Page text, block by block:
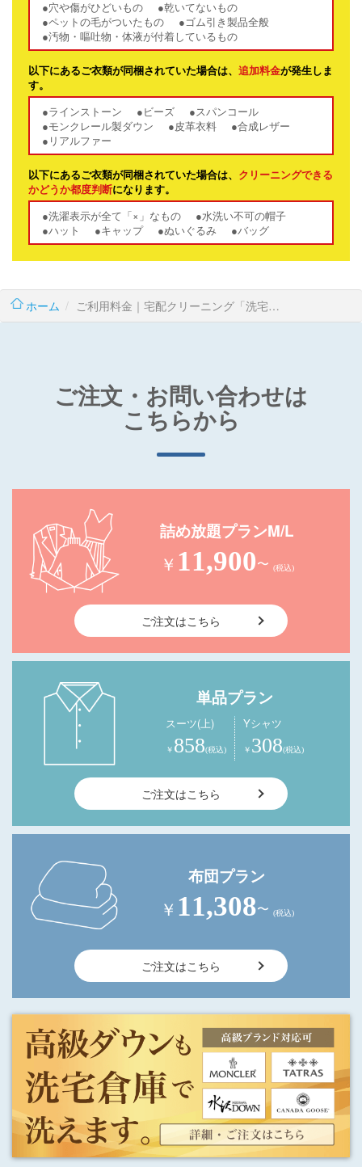
●穴や傷がひどいもの
●乾いてないもの
●ペットの毛がついたもの
●ゴム引き製品全般
●汚物・嘔吐物・体液が付着しているもの
以下にあるご衣類が同梱されていた場合は、 追加料金が発生しま
す。
●ラインストーン
●ビーズ
●スパンコール
●モンクレール製ダウン
●皮革衣料
●合成レザー
●リアルファー
以下にあるご衣類が同梱されていた場合は、 クリーニングできる
かどうか都度判断になります。
●洗濯表示が全て「×」なもの
●水洗い不可の帽子
●ハット
●キャップ ●ぬいぐるみ ●バッグ
ホーム ご利用料金｜宅配クリーニング「洗宅倉庫」|価格表 衣類小物
ご注文・お問い合わせは
こちらから
詰め放題プランM/L
￥ 11,900〜 (税込)
ご注文はこちら
単品プラン
スーツ(上)
￥ 858(税込)
Yシャツ
￥ 308(税込)
ご注文はこちら
布団プラン
￥ 11,308〜 (税込)
ご注文はこちら